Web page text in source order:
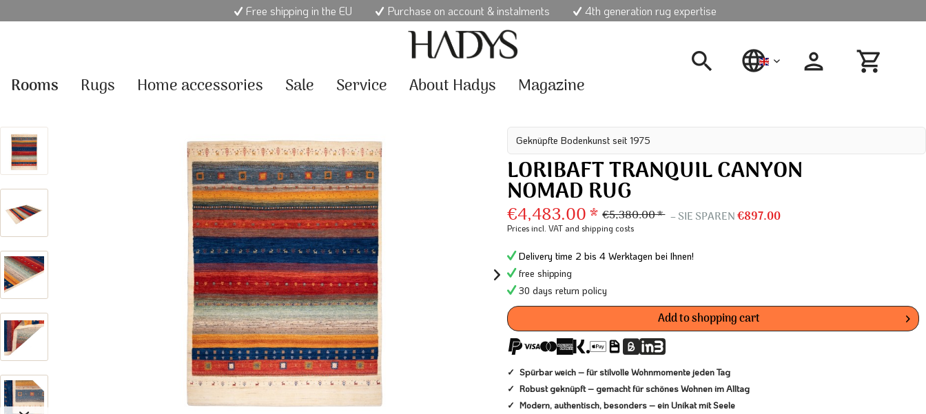
Free shipping in the EU Purchase on account & instalments 4th generation rug expertise
english
Rooms Rugs Home accessories Sale Service About Hadys Magazine
Geknüpfte Bodenkunst seit 1975
LORIBAFT TRANQUIL CANYON
NOMAD RUG
€4,483.00 * €5,380.00 * – SIE SPAREN€897.00
Prices incl. VAT and shipping costs
Delivery time 2 bis 4 Werktagen bei Ihnen!
free shipping
30 days return policy
Add toshopping cart
Spürbar weich – für stilvolle Wohnmomente jeden Tag
Robust geknüpft – gemacht für schönes Wohnen im Alltag
Modern, authentisch, besonders – ein Unikat mit Seele